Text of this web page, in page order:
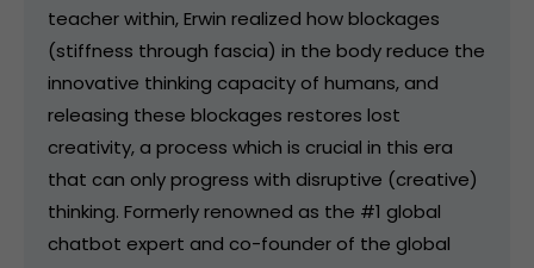
teacher within, Erwin realized how blockages
(stiffness through fascia) in the body reduce the
innovative thinking capacity of humans, and
releasing these blockages restores lost
creativity, a process which is crucial in this era
that can only progress with disruptive (creative)
thinking. Formerly renowned as the #1 global
chatbot expert and co-founder of the global